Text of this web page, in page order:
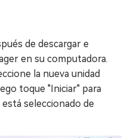
de descargar e
en su computadora.
la nueva unidad
toque "Iniciar" para
seleccionado de